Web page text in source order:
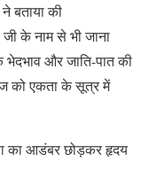
बताया की
के नाम से भी जाना
और जाति-पात की
को एकता के सूत्र में
का आडंबर छोड़कर हृदय